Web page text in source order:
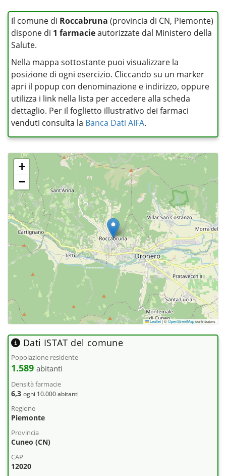
Il comune di Roccabruna (provincia di CN, Piemonte)
dispone di 1 farmacieautorizzate dal Ministero della
Salute.
Nella mappa sottostante puoi visualizzare la
posizione di ogni esercizio. Cliccando su un marker
apri il popup con denominazione e indirizzo, oppure
utilizza i link nella lista per accedere alla scheda
dettaglio. Per il foglietto illustrativo dei farmaci
venduti consulta la Banca Dati AIFA.
+
−
Leaflet|©OpenStreetMapcontributors
Dati ISTAT del comune
Popolazione residente
1.589 abitanti
Densità farmacie
6,3 ogni 10.000 abitanti
Regione
Piemonte
Provincia
Cuneo (CN)
CAP
12020